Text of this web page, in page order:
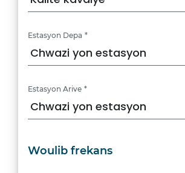
Estasyon Depa *
Estasyon Arive *
Woulib frekans